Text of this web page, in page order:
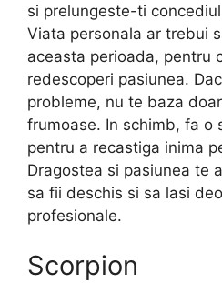
si prelungeste-ti
Viata personala ar trebui
aceasta perioada, pentru
redescoperi pasiunea.
probleme, nu te baza
frumoase. In schimb, fa o
pentru a recastiga inima
Dragostea si pasiunea te
sa fii deschis si sa lasi
profesionale.
Scorpion